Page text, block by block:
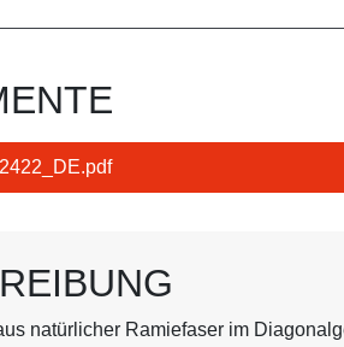
natürlicher Ramiefaser im